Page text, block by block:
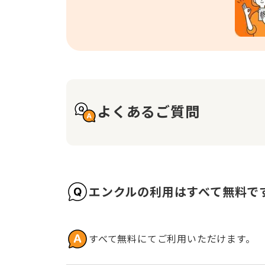
よくあるご質問
エンクルの利用はすべて無料で
すべて無料にてご利用いただけます。